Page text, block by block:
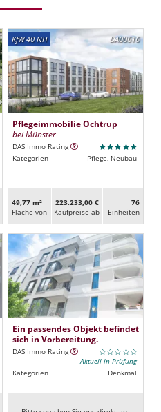
DA00616
KfW 40 NH
Pflegeimmobilie Ochtrup
bei Münster
DAS Immo Rating
Kategorien
Pflege, Neubau
49,77 m²
Fläche von
223.233,00 €
Kaufpreise ab
76
Ein­heiten
Ein passendes Objekt befindet
sich in Vorbereitung.
DAS Immo Rating
Aktuell in Prüfung
Kategorien
Denkmal